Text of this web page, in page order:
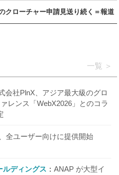
クローチャー申請見送り続く＝報道
一覧
会社PlnX、アジア最大級のグロ
レンス「WebX2026」とのコラ
全ユーザー向けに提供開始
ルディングス
ANAP が大型イ